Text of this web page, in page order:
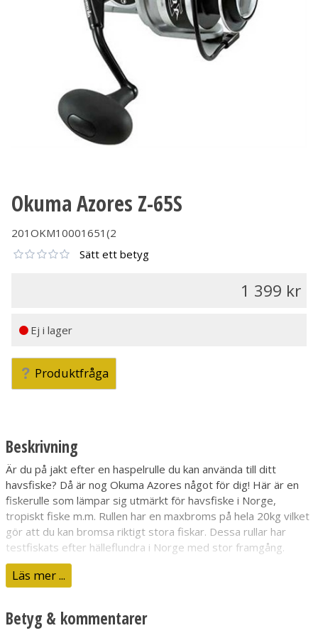
Okuma Azores Z-65S
201OKM10001651(2
Sätt ett betyg
1 399
Ej i lager
Produktfråga
Beskrivning
Är du på jakt efter en haspelrulle du kan använda till ditt
havsfiske? Då är nog Okuma Azores något för dig! Här är en
fiskerulle som lämpar sig utmärkt för havsfiske i Norge,
tropiskt fiske m.m. Rullen har en maxbroms på hela 20kg vilket
gör att du kan bromsa riktigt stora fiskar. Dessa rullar har
testfiskats efter hälleflundra i Norge med stor framgång.
Utväxling
Cm/vevtag
Läs mer ...
Betyg & kommentarer